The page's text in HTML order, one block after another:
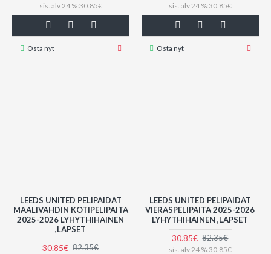
sis. alv 24 %:30.85€
Osta nyt
sis. alv 24 %:30.85€
Osta nyt
LEEDS UNITED PELIPAIDAT
MAALIVAHDIN KOTIPELIPAITA
2025-2026 LYHYTHIHAINEN
,LAPSET
30.85€ 82.35€
LEEDS UNITED PELIPAIDAT
VIERASPELIPAITA 2025-2026
LYHYTHIHAINEN ,LAPSET
30.85€ 82.35€
sis. alv 24 %:30.85€